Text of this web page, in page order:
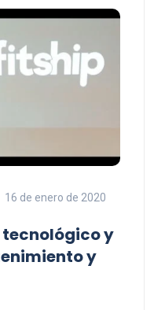
16 de enero de 2020
y
y